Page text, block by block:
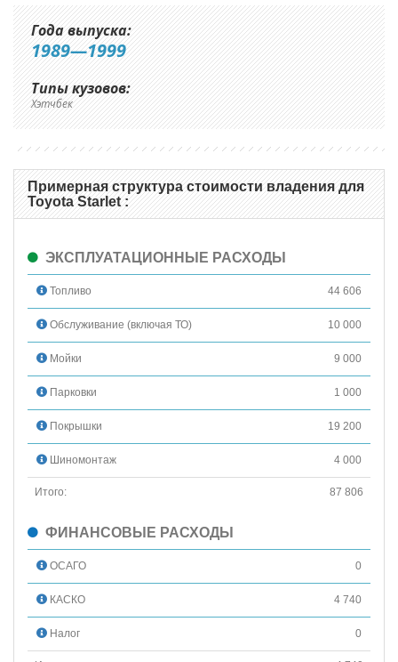
Года выпуска:
1989—1999
Типы кузовов:
Хэтчбек
Примерная структура стоимости владения для
Toyota Starlet :
ЭКСПЛУАТАЦИОННЫЕ РАСХОДЫ
Топливо 44 606
Обслуживание (включая ТО) 10 000
Мойки 9 000
Парковки 1 000
Покрышки 19 200
Шиномонтаж 4 000
Итого: 87 806
ФИНАНСОВЫЕ РАСХОДЫ
ОСАГО 0
КАСКО 4 740
Налог 0